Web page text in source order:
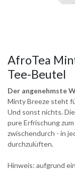
AfroTea
Tee-Beutel
Der angenehmste
Minty Breeze steht
Und sonst nichts.
pure Erfrischung
zwischendurch - in
durchzulüften.
Hinweis: aufgrund